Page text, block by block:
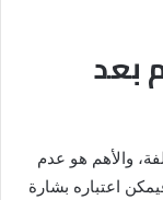
بعد
والأهم هو عدم
اعتباره بشارة